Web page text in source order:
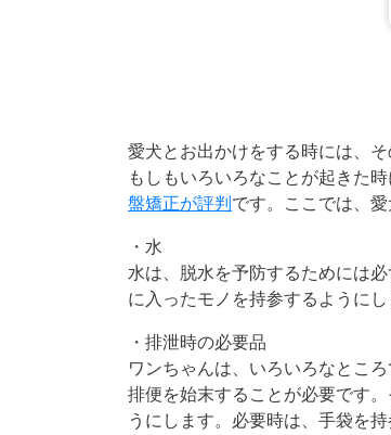
愛犬とお出かけをする時には、
もしもいろいろなことが起きた
盤矯正が評判です。ここでは、
・水
水は、脱水を予防するためには
に入ったモノを持参するようにし
・排泄時の必要品
ワンちゃんは、いろいろなとこ
排便を始末することが必要です
うにします。必要時は、手袋を